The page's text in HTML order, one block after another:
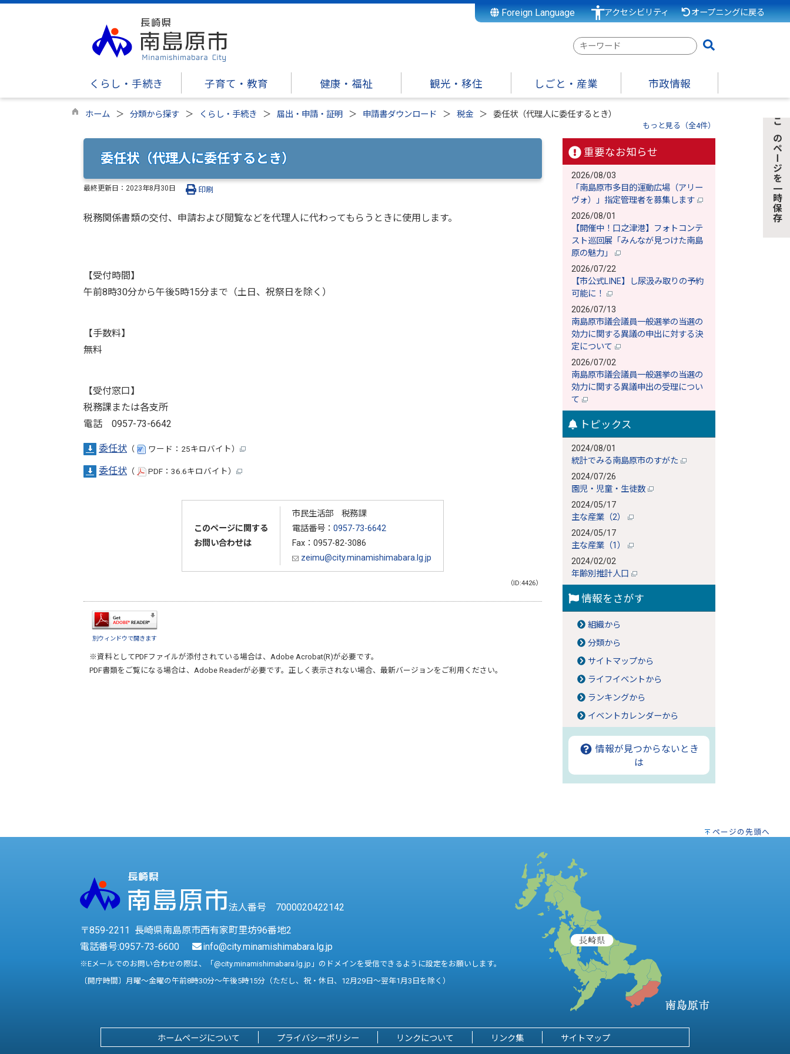
Foreign Language アクセシビリティ オープニングに戻る
検
ー
ワ
ー
くらし・手続き 子育て・教育 健康・福祉 観光・移住 しごと・産業 市政情報
ホーム 分類から探す くらし・手続き 届出・申請・証明 申請書ダウンロード 税金 委任状（代理人に委任するとき）
もっと見る（全4件）
委任状（代理人に委任するとき）
最終更新日： 2023年8月30日 印刷
税務関係書類の交付、申請および閲覧などを代理人に代わってもらうときに使用します。
【受付時間】
午前8時30分から午後5時15分まで（土日、祝祭日を除く）
【手数料】
無料
【受付窓口】
税務課または各支所
電話 0957-73-6642
委任状 （ ワード：25キロバイト）
委任状 （ PDF：36.6キロバイト）
このページに関する
お問い合わせは
市民生活部 税務課
電話番号： 0957-73-6642
Fax：0957-82-3086
zeimu@city.minamishimabara.lg.jp
（ID:4426）
別ウィンドウで開きます
※資料としてPDFファイルが添付されている場合は、 Adobe Acrobat(R)が必要です。
PDF書類をご覧になる場合は、 Adobe Readerが必要です。正しく表示されない場合、最新バージョンをご利用ください。
重要なお知らせ
2026/08/03
「南島原市多目的運動広場（アリー
ヴォ）」指定管理者を募集します
2026/08/01
【開催中！口之津港】フォトコンテ
スト巡回展「みんなが見つけた南島
原の魅力」
2026/07/22
【市公式LINE】し尿汲み取りの予約
可能に！
2026/07/13
南島原市議会議員一般選挙の当選の
効力に関する異議の申出に対する決
定について
2026/07/02
南島原市議会議員一般選挙の当選の
効力に関する異議申出の受理につい
て
トピックス
2024/08/01
統計でみる南島原市のすがた
2024/07/26
園児・児童・生徒数
2024/05/17
主な産業（2）
2024/05/17
主な産業（1）
2024/02/02
年齢別推計人口
情報をさがす
組織から
分類から
サイトマップから
ライフイベントから
ランキングから
イベントカレンダーから
情報が見つからないとき
は
ページの先頭へ
法人番号 7000020422142
〒859-2211 長崎県南島原市西有家町里坊96番地2
電話番号:0957-73-6600 info@city.minamishimabara.lg.jp
※Eメールでのお問い合わせの際は、「@city.minamishimabara.lg.jp」のドメインを受信できるように設定をお願いします。
〔開庁時間〕月曜～金曜の午前8時30分～午後5時15分（ただし、祝・休日、12月29日～翌年1月3日を除く）
ホームページについて プライバシーポリシー リンクについて リンク集 サイトマップ
このページを一時保存